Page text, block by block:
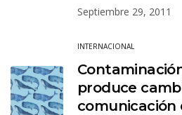
Septiembre 29, 2011
INTERNACIONAL
produce
comunicación